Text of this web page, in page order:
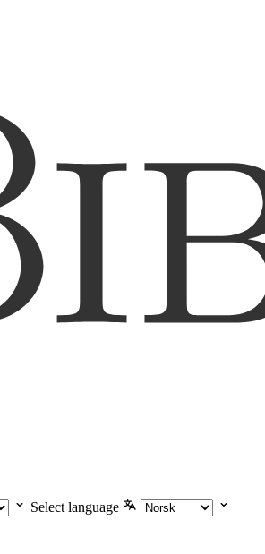
Select language